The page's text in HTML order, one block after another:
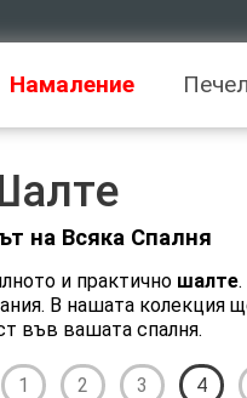
Намаление
на Всяка Спалня
и практично шалте
В нашата колекция
във вашата спалня.
1 2 3 4